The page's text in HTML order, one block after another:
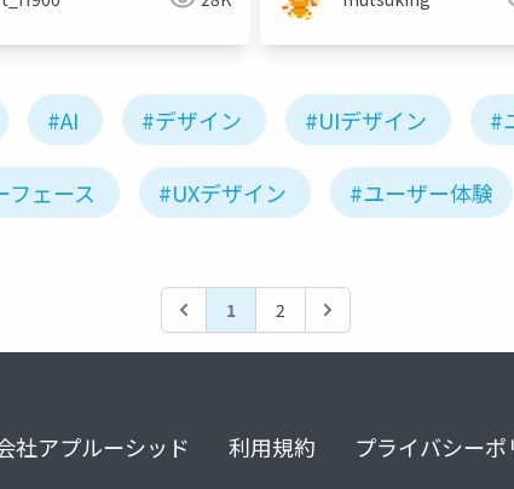
#AI #デザイン #UIデザイン #
フェース #UXデザイン #ユーザー体験
1 2
社アプルーシッド 利用規約 プライバシーポ